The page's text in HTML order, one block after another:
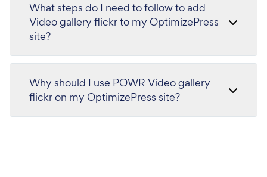
What steps do I need to follow to add
Video gallery flickr to my OptimizePress
site?
Why should I use POWR Video gallery
flickr on my OptimizePress site?